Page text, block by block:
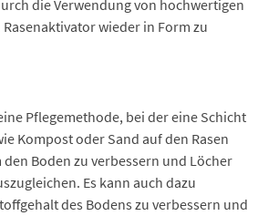
die Verwendung von hochwertigen
wieder in Form zu
Pflegemethode, bei der eine Schicht
Kompost oder Sand auf den Rasen
Boden zu verbessern und Löcher
Es kann auch dazu
des Bodens zu verbessern und